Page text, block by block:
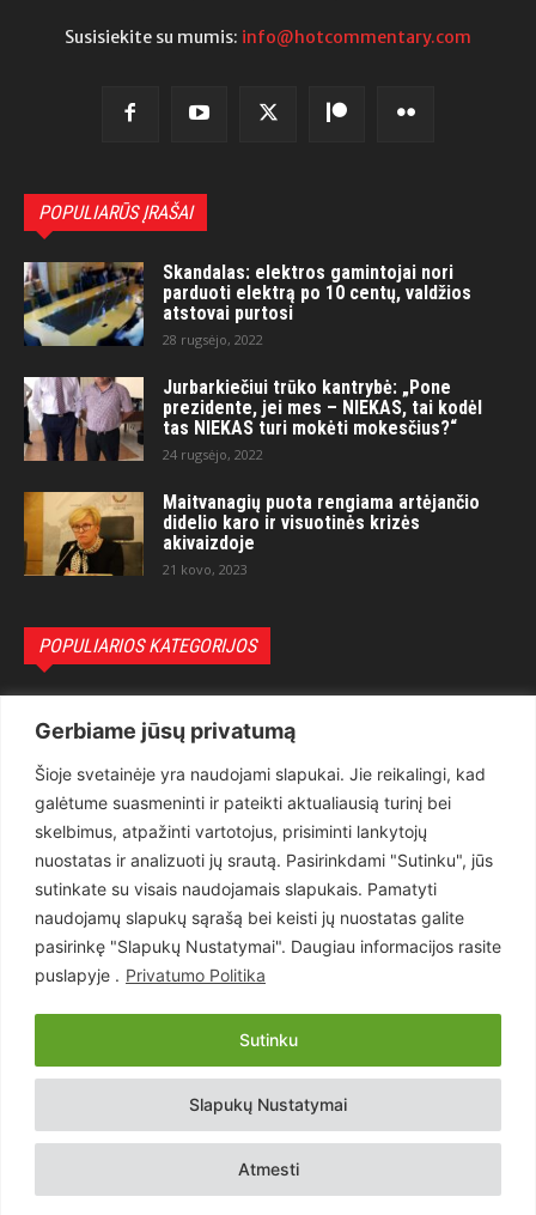
Gerbiame jūsų privatumą
Šioje svetainėje yra naudojami slapukai. Jie reikalingi, kad
galėtume suasmeninti ir pateikti aktualiausią turinį bei
skelbimus, atpažinti vartotojus, prisiminti lankytojų
nuostatas ir analizuoti jų srautą. Pasirinkdami "Sutinku", jūs
sutinkate su visais naudojamais slapukais. Pamatyti
naudojamų slapukų sąrašą bei keisti jų nuostatas galite
pasirinkę "Slapukų Nustatymai". Daugiau informacijos rasite
puslapyje . Privatumo Politika
Slapukų Nustatymai
Atmesti
Sutinku
Susisiekite su mumis: info@hotcommentary.com
POPULIARŪS ĮRAŠAI
Skandalas: elektros gamintojai nori
parduoti elektrą po 10 centų, valdžios
atstovai purtosi
28 rugsėjo, 2022
Jurbarkiečiui trūko kantrybė: „Pone
prezidente, jei mes – NIEKAS, tai kodėl
tas NIEKAS turi mokėti mokesčius?“
24 rugsėjo, 2022
Maitvanagių puota rengiama artėjančio
didelio karo ir visuotinės krizės
akivaizdoje
21 kovo, 2023
POPULIARIOS KATEGORIJOS
Teisėsauga
1497
Aktualu
Lietuva
619
Pasaulis
Статьи на русском
Articles in english
Copyright © 2026 UAB „Goruva“. Visos teisės saugomos.
Kontaktai Prenumerata Privatumo Politika Naudojimosi Taisyklės